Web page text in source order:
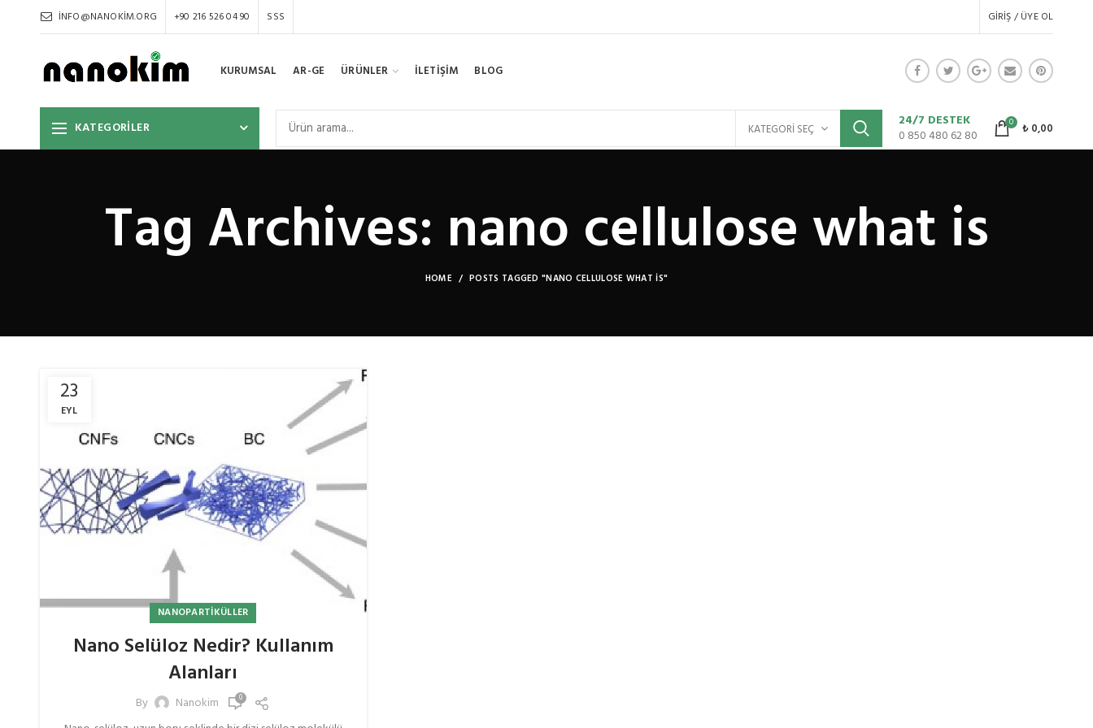
INFO@NANOKIM.ORG +90 216 526 04 90 SSS GIRIŞ / ÜYE OL
KURUMSAL AR-GE ÜRÜNLER İLETİŞİM BLOG
KATEGORİLER KATEGORI SEÇ
24/7 DESTEK
0 850 480 62 80
0 ₺0,00
Tag Archives: nano cellulose what is
HOME POSTS TAGGED "NANO CELLULOSE WHAT IS"
23
EYL
NANOPARTIKÜLLER
Nano Selüloz Nedir? Kullanım
Alanları
By Nanokim 0